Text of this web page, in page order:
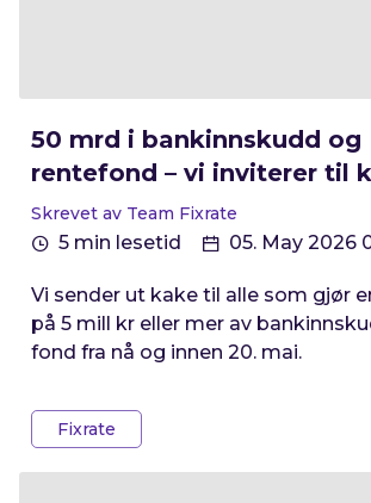
50 mrd i bankinnskudd og
rentefond – vi inviterer til
Skrevet av Team Fixrate
5 min lesetid 05. May 2026
Vi sender ut kake til alle som gjør
på 5 mill kr eller mer av
fond fra nå og innen 20. mai.
Fixrate